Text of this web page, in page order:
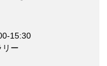
15:30
リー